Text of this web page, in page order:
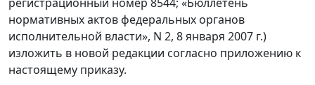
нормативных актов федеральных органов
исполнительной власти», N 2, 8 января 2007 г.)
изложить в новой редакции согласно приложению к
настоящему приказу.